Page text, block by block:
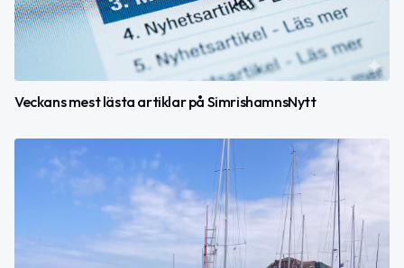
Veckans mest lästa artiklar på SimrishamnsNytt